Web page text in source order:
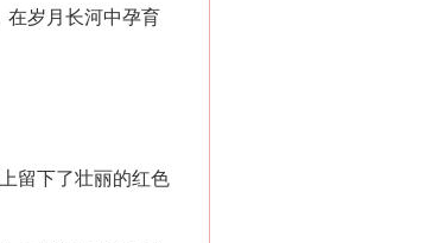
岁月长河中孕育
留下了壮丽的红色